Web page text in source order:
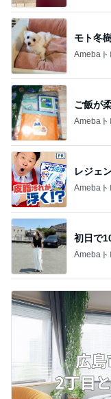
モト冬
Amebaト
ご飯が
Amebaト
レジェ
Amebaト
初日で
Amebaト